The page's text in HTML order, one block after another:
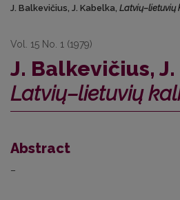
J. Balkevičius, J. Kabelka, Latvių–lietuvių
Vol. 15 No. 1 (1979)
J. Balkevičius,
Latvių–lietuvių
Abstract
–